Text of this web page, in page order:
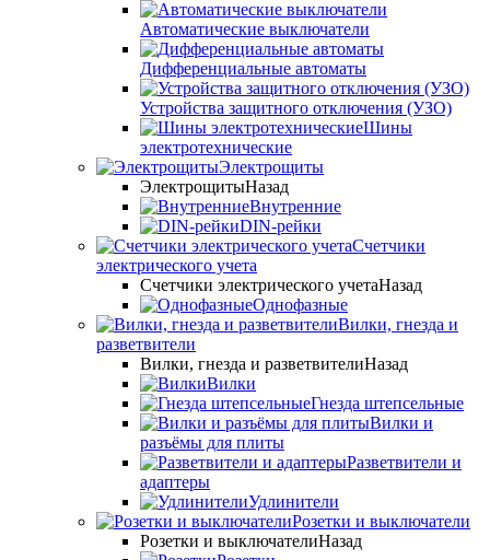
Автоматические выключатели
Дифференциальные автоматы
Устройства защитного отключения (УЗО)
Шины
электротехнические
Электрощиты
ЭлектрощитыНазад
Внутренние
DIN-рейки
Счетчики
электрического учета
Счетчики электрического учетаНазад
Однофазные
Вилки, гнезда и
разветвители
Вилки, гнезда и разветвителиНазад
Вилки
Гнезда штепсельные
Вилки и
разъёмы для плиты
Разветвители и
адаптеры
Удлинители
Розетки и выключатели
Розетки и выключателиНазад